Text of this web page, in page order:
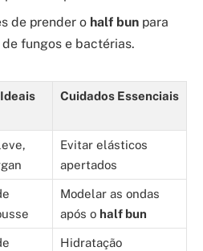
de prender o half bun para
fungos e bactérias.
Cuidados Essenciais
Evitar elásticos
apertados
Modelar as ondas
após o half bun
Hidratação